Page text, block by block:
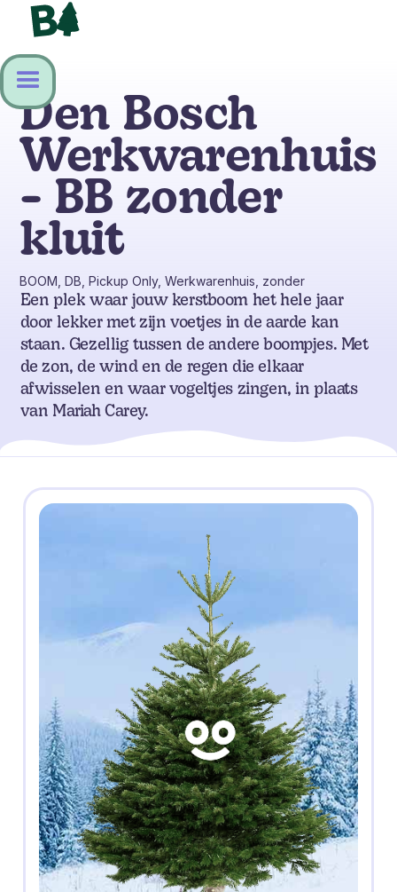
Den Bosch
Werkwarenhuis
- BB zonder
kluit
BOOM, DB, Pickup Only, Werkwarenhuis, zonder
Een plek waar jouw kerstboom het hele jaar
door lekker met zijn voetjes in de aarde kan
staan. Gezellig tussen de andere boompjes. Met
de zon, de wind en de regen die elkaar
afwisselen en waar vogeltjes zingen, in plaats
van Mariah Carey.